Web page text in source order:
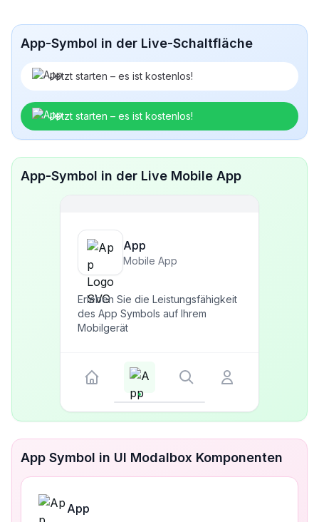
App-Symbol in der Live-Schaltfläche
Jetzt starten – es ist kostenlos!
Jetzt starten – es ist kostenlos!
App-Symbol in der Live Mobile App
App
Mobile App
Erleben Sie die Leistungsfähigkeit
des App Symbols auf Ihrem
Mobilgerät
App Symbol in UI Modalbox Komponenten
App